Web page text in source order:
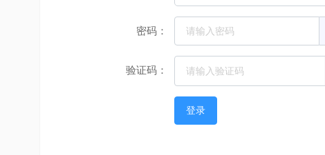
密码：
验证码：